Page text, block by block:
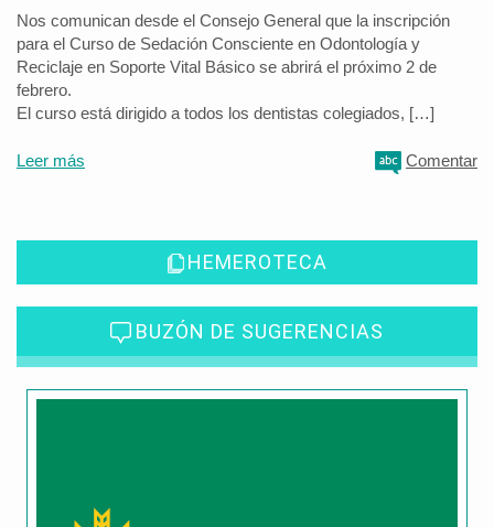
Nos comunican desde el Consejo General que la inscripción
para el Curso de Sedación Consciente en Odontología y
Reciclaje en Soporte Vital Básico se abrirá el próximo 2 de
febrero.
El curso está dirigido a todos los dentistas colegiados, […]
Leer más Comentar
HEMEROTECA
BUZÓN DE SUGERENCIAS